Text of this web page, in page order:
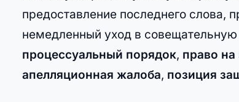
предоставление последнего слова,
немедленный уход в совещательную
процессуальный порядок, право
апелляционная жалоба, позиция